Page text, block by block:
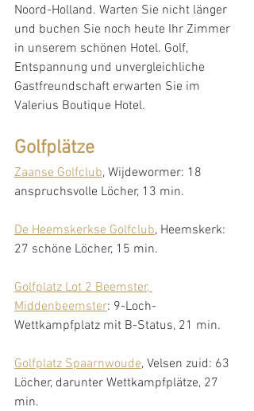
Noord-Holland. Warten Sie nicht länger
und buchen Sie noch heute Ihr Zimmer
in unserem schönen Hotel. Golf,
Entspannung und unvergleichliche
Gastfreundschaft erwarten Sie im
Valerius Boutique Hotel.
Golfplätze
Zaanse Golfclub, Wijdewormer: 18
anspruchsvolle Löcher, 13 min.
De Heemskerkse Golfclub, Heemskerk:
27 schöne Löcher, 15 min.
Golfplatz Lot 2 Beemster,
Middenbeemster: 9-Loch-
Wettkampfplatz mit B-Status, 21 min.
Golfplatz Spaarnwoude, Velsen zuid: 63
Löcher, darunter Wettkampfplätze, 27
min.